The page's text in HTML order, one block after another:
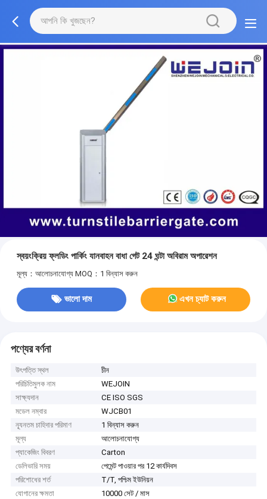
স্বয়ংক্রিয় ফ্লডিং পার্কিং যানবাহন বাধা গেট 24 ঘন্টা অবিরাম অপারেশন
মূল্য：আলোচনাযোগ্য MOQ：1 বিন্যাস করুন
ভালো দাম এখন চ্যাট করুন
পণ্যের বর্ণনা
উৎপত্তি স্থল
চীন
পরিচিতিমুলক নাম
WEJOIN
সাক্ষ্যদান
CE ISO SGS
মডেল নম্বার
WJCB01
ন্যূনতম চাহিদার পরিমাণ
1 বিন্যাস করুন
মূল্য
আলোচনাযোগ্য
প্যাকেজিং বিবরণ
Carton
ডেলিভারি সময়
পেমেন্ট পাওয়ার পর 12 কার্যদিবস
পরিশোধের শর্ত
T/T, পশ্চিম ইউনিয়ন
যোগানের ক্ষমতা
10000 সেট / মাস